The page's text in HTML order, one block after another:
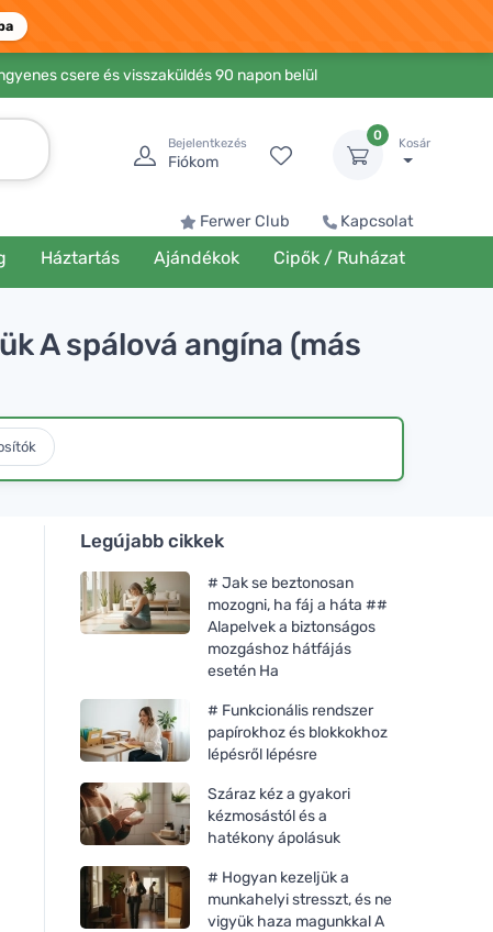
csere és visszaküldés 90 napon belül
Bejelentkezés
Fiókom
0
Kosár
Ferwer Club Kapcsolat
Háztartás Ajándékok Cipők / Ruházat
A spálová angína (más
Legújabb cikkek
# Jak se beztonosan
mozogni, ha fáj a háta ##
Alapelvek a biztonságos
mozgáshoz hátfájás
esetén Ha
# Funkcionális rendszer
papírokhoz és blokkokhoz
lépésről lépésre
Száraz kéz a gyakori
kézmosástól és a
hatékony ápolásuk
# Hogyan kezeljük a
munkahelyi stresszt, és ne
vigyük haza magunkkal A